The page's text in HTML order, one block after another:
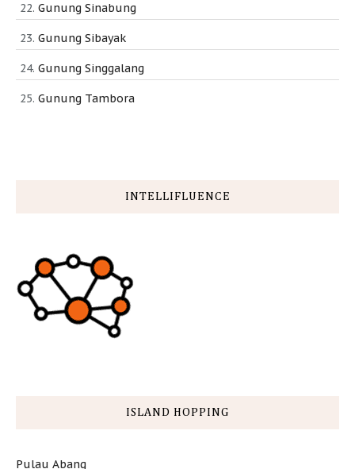
Gunung Sinabung
Gunung Sibayak
Gunung Singgalang
Gunung Tambora
INTELLIFLUENCE
ISLAND HOPPING
Pulau Abang